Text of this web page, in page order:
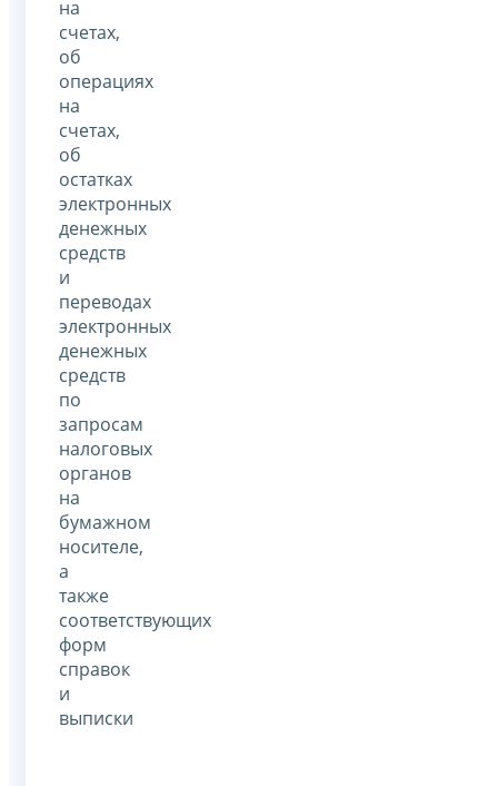
на
счетах,
об
операциях
на
счетах,
об
остатках
электронных
денежных
средств
и
переводах
электронных
денежных
средств
по
запросам
налоговых
органов
на
бумажном
носителе,
а
также
соответствующих
форм
справок
и
выписки